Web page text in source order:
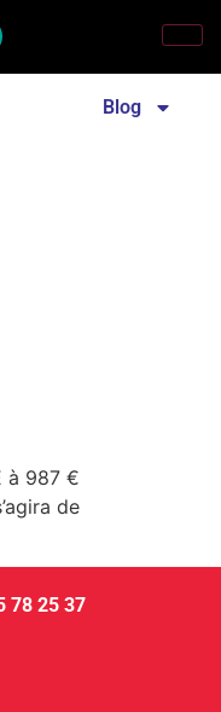
de presse
Blog
à 987 €
de
78 25 37